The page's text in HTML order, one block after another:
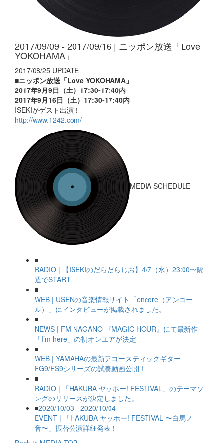
2017/09/09 - 2017/09/16 | ニッポン放送「Love
YOKOHAMA」
2017/08/25 UPDATE
■ニッポン放送「Love YOKOHAMA」
2017年9月9日（土）17:30-17:40内
2017年9月16日（土）17:30-17:40内
ISEKIがゲスト出演！
http://www.1242.com/
MEDIA SCHEDULE
■
RADIO | 【ISEKIのだらだらじお】4/7（水）23:00〜隔
週でSTART
■
WEB | USENの音楽情報サイト「encore（アンコー
ル）」にインタビューが掲載されました。
■
NEWS | FM NAGANO 『MAGIC HOUR』にて最新作
「I’m here」の初オンエアが決定
■
WEB | YAMAHAの最新アコースティックギター
FG9/FS9シリーズの試奏動画公開！
■
RADIO | 「HAKUBA ヤッホー! FESTIVAL」のテーマソ
ングのリリースが決定しました。
■2020/10/03 - 2020/10/04
EVENT | 「HAKUBA ヤッホー! FESTIVAL 〜白馬ノ
音〜」振替公演詳細発表！